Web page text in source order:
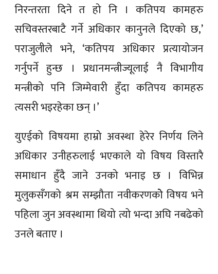
निरन्तरता दिने त हो नि । कतिपय कामहरु
सचिवस्तरबाटै गर्ने अधिकार कानुनले दिएको छ,’
पराजुलीले भने, ‘कतिपय अधिकार प्रत्यायोजन
गर्नुपर्ने हुन्छ । प्रधानमन्त्रीज्यूलाई नै विभागीय
मन्त्रीको पनि जिम्मेवारी हुँदा कतिपय कामहरु
त्यसरी भइरहेका छन् ।’
युएईको विषयमा हाम्रो अवस्था हेरेर निर्णय लिने
अधिकार उनीहरुलाई भएकाले यो विषय विस्तारै
समाधान हुँदै जाने उनको भनाइ छ । विभिन्न
मुलुकसँगको श्रम सम्झौता नवीकरणकोे विषय भने
पहिला जुन अवस्थामा थियो त्यो भन्दा अघि नबढेको
उनले बताए ।